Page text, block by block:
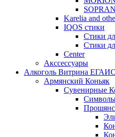
Karelia and
IQOS стики
Стики
Стики
Сenter
Акссессуары
Алкоголь Витрина
Армянский Коньяк
Сувенирные
Символы